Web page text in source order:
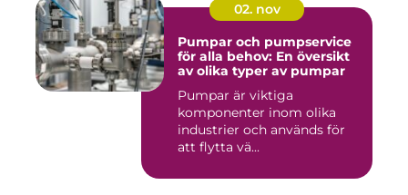
02. nov
Pumpar och pumpservice
för alla behov: En översikt
av olika typer av pumpar
Pumpar är viktiga
komponenter inom olika
industrier och används för
att flytta vä...